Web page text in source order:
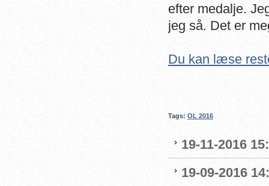
efter medalje.
jeg så. Det er
Du kan læse
Tags: OL 2016
19-11-2016
19-09-2016